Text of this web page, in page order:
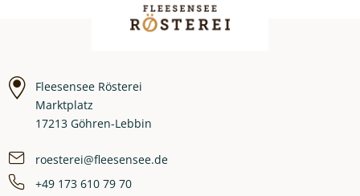
Fleesensee Rösterei
Marktplatz
17213 Göhren-Lebbin
roesterei@fleesensee.de
+49 173 610 79 70